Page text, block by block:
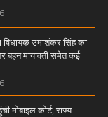
विधायक उमाशंकर सिंह का
बहन मायावती समेत कई
मोबाइल कोर्ट, राज्य